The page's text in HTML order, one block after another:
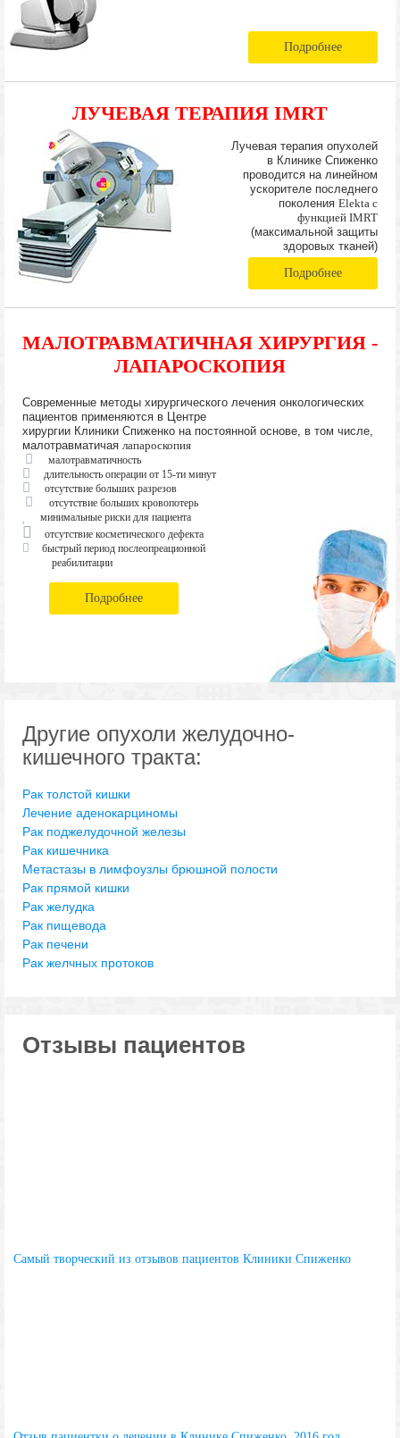
Подробнее
ЛУЧЕВАЯ ТЕРАПИЯ IMRT
Лучевая терапия опухолей
в Клинике Спиженко
проводится на линейном
ускорителе последнего
поколения Elekta с
функцией IMRT
(максимальной защиты
здоровых тканей)
Подробнее
МАЛОТРАВМАТИЧНАЯ ХИРУРГИЯ -
ЛАПАРОСКОПИЯ
Современные методы хирургического лечения онкологических
пациентов применяются в Центре
хирургии Клиники Спиженко на постоянной основе, в том числе,
малотравматичая лапароскопия
малотравматичность
длительность операции от 15-ти минут
отсутствие больших разрезов
отсутствие больших кровопотерь
минимальные риски для пациента
отсутствие косметического дефекта
быстрый период послеопреационной
реабилитации
Подробнее
Другие опухоли желудочно-
кишечного тракта:
Рак толстой кишки
Лечение аденокарциномы
Рак поджелудочной железы
Рак кишечника
Метастазы в лимфоузлы брюшной полости
Рак прямой кишки
Рак желудка
Рак пищевода
Рак печени
Рак желчных протоков
Отзывы пациентов
Самый творческий из отзывов пациентов Клиники Спиженко